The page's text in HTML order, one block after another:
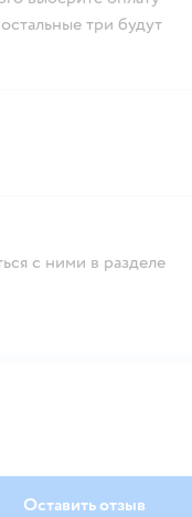
три будут
с ними в разделе
Оставить отзыв